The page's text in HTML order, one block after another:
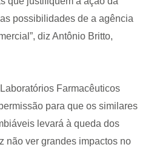
possibilidades de a agência
diz Antônio Britto,
Farmacêuticos
para que os similares
levará à queda dos
não ver grandes impactos no